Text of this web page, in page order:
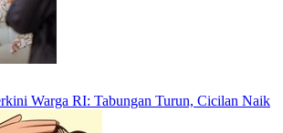
Warga RI: Tabungan Turun, Cicilan Naik